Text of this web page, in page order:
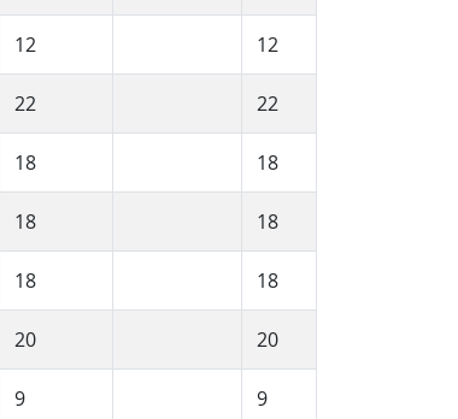
12 12
22 22
18 18
18 18
18 18
20 20
9 9